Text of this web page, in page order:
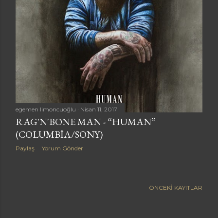
a
egemen limoncuoğlu Nisan 11, 2017
RAG'N'BONE MAN - “HUMAN”
(COLUMBIA/SONY)
Paylaş Yorum Gönder
ÖNCEKI KAYITLAR